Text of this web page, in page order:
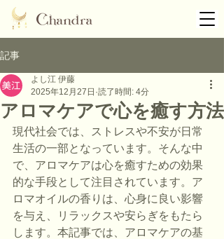
記事
アロマケアで心を癒す方法
よし江 伊藤
2025年12月27日 読了時間: 4分
現代社会では、ストレスや不安が日常
生活の一部となっています。そんな中
で、アロマケアは心を癒すための効果
的な手段として注目されています。ア
ロマオイルの香りは、心身に良い影響
を与え、リラックスや安らぎをもたら
します。本記事では、アロマケアの基